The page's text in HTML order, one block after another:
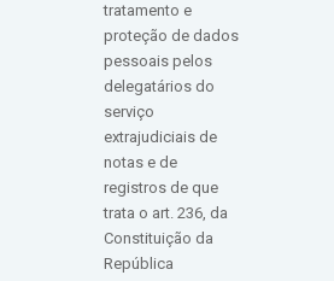
tratamento e
proteção de dados
pessoais pelos
delegatários do
serviço
extrajudiciais de
notas e de
registros de que
trata o art. 236, da
Constituição da
República